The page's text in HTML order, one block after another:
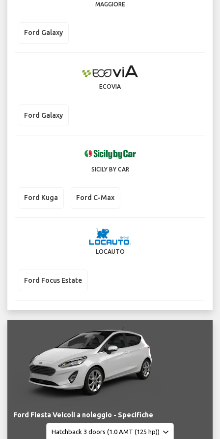
MAGGIORE
Ford Galaxy
ECOVIA
Ford Galaxy
SICILY BY CAR
Ford Kuga Ford C-Max
LOCAUTO
Ford Focus Estate
Ford Fiesta Veicoli a noleggio - Specifiche